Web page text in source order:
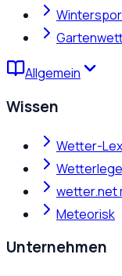
Allgemein
Wissen
Wetter-
wetter.net
Meteorisk
Unternehmen